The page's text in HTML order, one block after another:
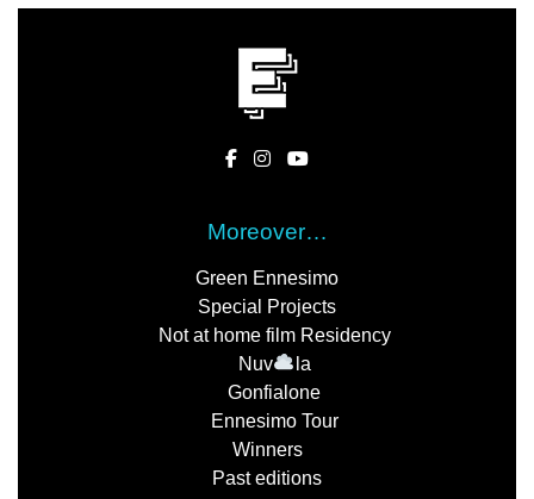
Moreover…
Green Ennesimo
Special Projects
Not at home film Residency
Nuv
la
Gonfialone
Ennesimo Tour
Winners
Past editions